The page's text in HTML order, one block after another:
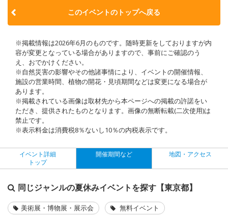
このイベントのトップへ戻る
※掲載情報は2026年6月のものです。随時更新をしておりますが内
容が変更となっている場合がありますので、事前にご確認のう
え、おでかけください。
※自然災害の影響やその他諸事情により、イベントの開催情報、
施設の営業時間、植物の開花・見頃期間などは変更になる場合が
あります。
※掲載されている画像は取材先から本ページへの掲載の許諾をい
ただき、提供されたものとなります。画像の無断転載(二次使用)は
禁止です。
※表示料金は消費税8％ないし10％の内税表示です。
イベント詳細
トップ
開催期間など 地図・アクセス
同じジャンルの夏休みイベントを探す【東京都】
美術展・博物展・展示会 無料イベント